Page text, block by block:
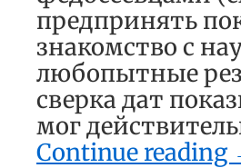
предпринять
знакомство с
любопытные
сверка дат
мог
Continue reading